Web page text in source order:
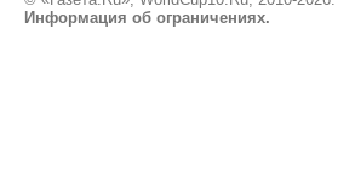
Информация об ограничениях.